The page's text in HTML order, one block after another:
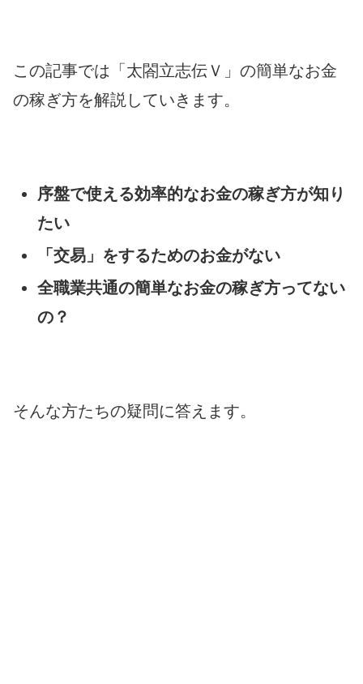
この記事では「太閤立志伝Ｖ」の簡単なお金
の稼ぎ方を解説していきます。
序盤で使える効率的なお金の稼ぎ方が知り
たい
「交易」をするためのお金がない
全職業共通の簡単なお金の稼ぎ方ってない
の？
そんな方たちの疑問に答えます。